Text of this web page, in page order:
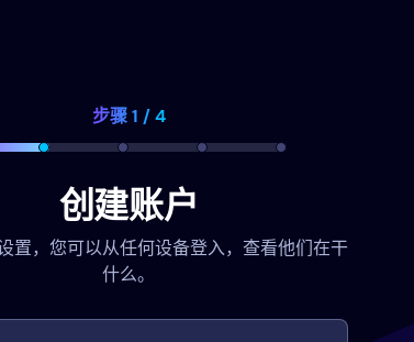
步骤 1 / 4
创建账户
置，您可以从任何设备登入，查看他们在干
什么。